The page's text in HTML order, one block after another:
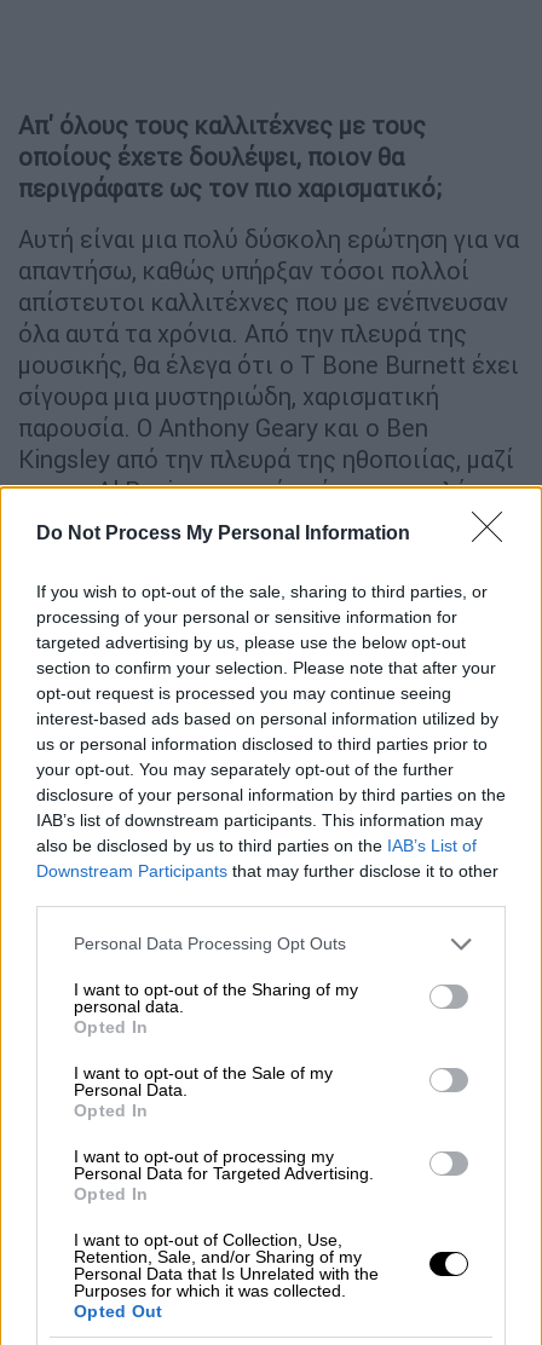
Do Not Process My Personal Information
If you wish to opt-out of the sale, sharing to third parties, or
processing of your personal or sensitive information for
targeted advertising by us, please use the below opt-out
section to confirm your selection. Please note that after your
opt-out request is processed you may continue seeing
interest-based ads based on personal information utilized by
us or personal information disclosed to third parties prior to
your opt-out. You may separately opt-out of the further
disclosure of your personal information by third parties on the
IAB’s list of downstream participants. This information may
also be disclosed by us to third parties on the IAB’s List of
Downstream Participants that may further disclose it to other
Please note that this website/app uses one or more Google
not limited to your visit or usage behaviour. You may click to
grant or deny consent to Google and its third-party tags to
use your data for below specified purposes in below Google
consent section.
Personal Data Processing Opt Outs
I want to opt-out of the Sharing of my
personal data.
Opted In
I want to opt-out of the Sale of my
Personal Data.
Opted In
I want to opt-out of processing my
Personal Data for Targeted Advertising.
Opted In
I want to opt-out of Collection, Use,
Retention, Sale, and/or Sharing of my
Personal Data that Is Unrelated with the
Purposes for which it was collected.
Opted Out
Απ' όλους τους καλλιτέχνες με τους
οποίους έχετε δουλέψει, ποιον θα
περιγράφατε ως τον πιο χαρισματικό;
Αυτή είναι μια πολύ δύσκολη ερώτηση για να
απαντήσω, καθώς υπήρξαν τόσοι πολλοί
απίστευτοι καλλιτέχνες που με ενέπνευσαν
όλα αυτά τα χρόνια. Από την πλευρά της
μουσικής, θα έλεγα ότι ο T Bone Burnett έχει
σίγουρα μια μυστηριώδη, χαρισματική
παρουσία. Ο Anthony Geary και ο Ben
Kingsley από την πλευρά της ηθοποιίας, μαζί
με τον Al Pacino, ο οποίος έχει μια πολύ
ταπεινή, ποιητική παρουσία. Ο Ian McCullagh
από τους Echo and the Bunnymen είναι
επίσης πολύ χαρισματικός και φυσικά
ποιητής.
Ποιο είναι το πιο συγκινητικό σχόλιο που
έχετε εισπράξει από τους θαυμαστές σας;
Θα πω ότι έχω ευλογηθεί να λαμβάνω τόσα
πολλά ενθαρρυντικά γράμματα και μηνύματα
από θαυμαστές όλα αυτά τα χρόνια. Συχνά
έρχονται σε μια στιγμή που πραγματικά
χρειάζομαι την ενθάρρυνση και είμαι βαθιά
ευγνώμων γι' αυτό. Στιγμές όπου η μουσική
ή τα βιβλία υπήρξαν πηγή θεραπείας για
μένα. Κάποιος που πάλευε με την κατάθλιψη
και βγήκε από αυτήν σε μια από τις
συναυλίες μας. Κάποιος άλλος που έχασε
τον σύζυγό του και η μουσική προσέφερε
κάποιου είδους παρηγοριά. Δεν υπάρχουν
λόγια για να εκφράσω την ευγνωμοσύνη που
νιώθω για αυτές τις στιγμές.
Θα περιγράφατε τον εαυτό σας ως
αισιόδοξο ή απαισιόδοξο;
Νομίζω ότι είμαι αισιόδοξος κατά βάση.